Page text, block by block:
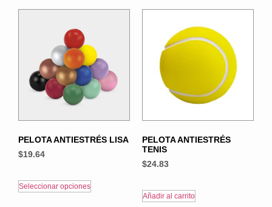
PELOTA ANTIESTRÉS LISA
$19.64
Seleccionar opciones
PELOTA ANTIESTRÉS
TENIS
$24.83
Añadir al carrito